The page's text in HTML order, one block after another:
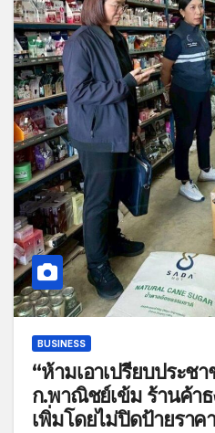
BUSINESS
“ห้ามเอาเปรียบประช
ก.พาณิชย์เข้ม ร้านค้า
เพิ่มโดยไม่ปิดป้ายราค